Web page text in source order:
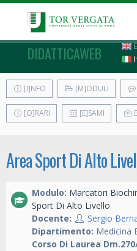
DIDATTICAWEB
[I]NFO [M]ODULI
[O]RARI [E]SAMI
Area Sport Di Alto
Modulo: Marcatori
Sport Di Alto Livello
Docente:
Sergio
Dipartimento: Medicina
Corso Di Laurea